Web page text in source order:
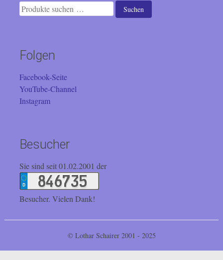
Suchen
nach:
Suchen
Folgen
Facebook-Seite
YouTube-Channel
Instagram
Besucher
Sie sind seit 01.02.2001 der
Besucher. Vielen Dank!
© Lothar Schairer 2001 - 2025